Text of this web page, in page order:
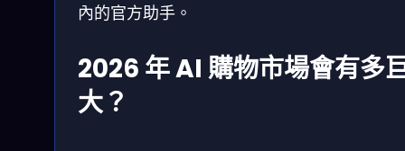
內的官方助手。
2026 年 AI 購物市場會有多
大？